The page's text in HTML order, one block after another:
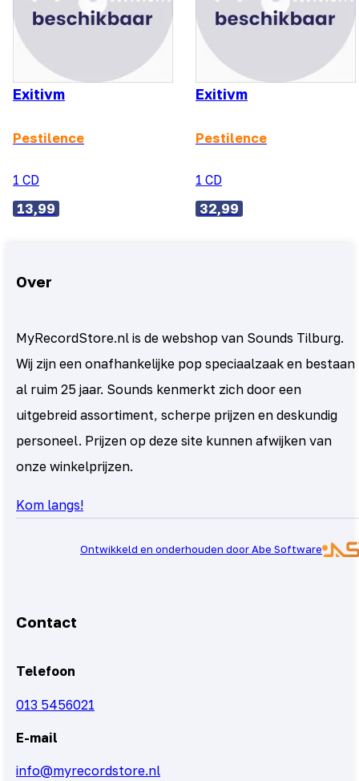
Exitivm
Pestilence
1 CD
13,99
Exitivm
Pestilence
1 CD
32,99
Over
MyRecordStore.nl is de webshop van Sounds Tilburg.
Wij zijn een onafhankelijke pop speciaalzaak en bestaan
al ruim 25 jaar. Sounds kenmerkt zich door een
uitgebreid assortiment, scherpe prijzen en deskundig
personeel. Prijzen op deze site kunnen afwijken van
onze winkelprijzen.
Kom langs!
Ontwikkeld en onderhouden door Abe Software
Contact
Telefoon
013 5456021
E-mail
info@myrecordstore.nl